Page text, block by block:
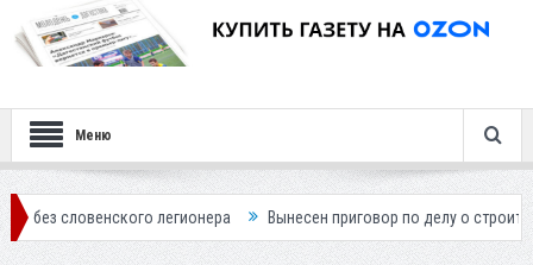
Меню
легионера Вынесен приговор по делу о строительстве